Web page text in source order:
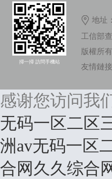
掃一掃 訪問手機站
地址
工信部
版權所
友情鏈接
感谢您访问我
无码一区二区
洲av无码一区
合网久久综合